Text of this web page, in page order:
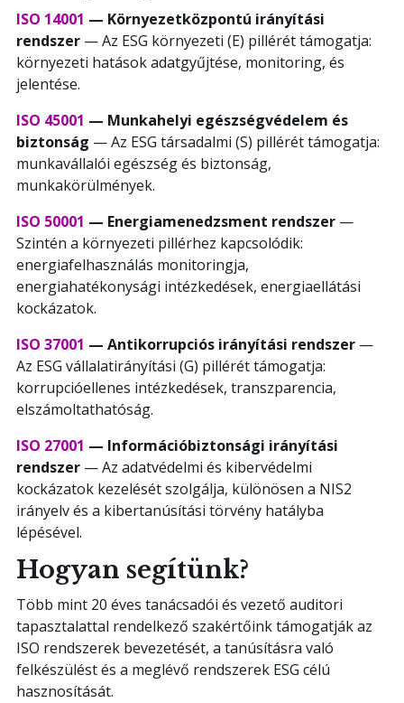
ISO 14001 — Környezetközpontú irányítási
rendszer — Az ESG környezeti (E) pillérét támogatja:
környezeti hatások adatgyűjtése, monitoring, és
jelentése.
ISO 45001 — Munkahelyi egészségvédelem és
biztonság — Az ESG társadalmi (S) pillérét támogatja:
munkavállalói egészség és biztonság,
munkakörülmények.
ISO 50001 — Energiamenedzsment rendszer —
Szintén a környezeti pillérhez kapcsolódik:
energiafelhasználás monitoringja,
energiahatékonysági intézkedések, energiaellátási
kockázatok.
ISO 37001 — Antikorrupciós irányítási rendszer —
Az ESG vállalatirányítási (G) pillérét támogatja:
korrupcióellenes intézkedések, transzparencia,
elszámoltathatóság.
ISO 27001 — Információbiztonsági irányítási
rendszer — Az adatvédelmi és kibervédelmi
kockázatok kezelését szolgálja, különösen a NIS2
irányelv és a kibertanúsítási törvény hatályba
lépésével.
Hogyan segítünk?
Több mint 20 éves tanácsadói és vezető auditori
tapasztalattal rendelkező szakértőink támogatják az
ISO rendszerek bevezetését, a tanúsításra való
felkészülést és a meglévő rendszerek ESG célú
hasznosítását.